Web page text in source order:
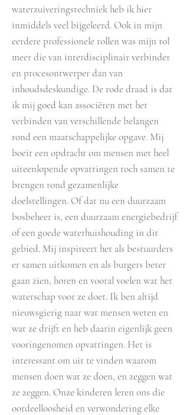
waterzuiveringstechniek heb ik hier
inmiddels veel bijgeleerd. Ook in mijn
eerdere professionele rollen was mijn rol
meer die van interdisciplinair verbinder
en procesontwerper dan van
inhoudsdeskundige. De rode draad is dat
ik mij goed kan associëren met het
verbinden van verschillende belangen
rond een maatschappelijke opgave. Mij
boeit een opdracht om mensen met heel
uiteenlopende opvattingen toch samen te
brengen rond gezamenlijke
doelstellingen. Of dat nu een duurzaam
bosbeheer is, een duurzaam energiebedrijf
of een goede waterhuishouding in dit
gebied. Mij inspireert het als bestuurders
er samen uitkomen en als burgers beter
gaan zien, horen en vooral voelen wat het
waterschap voor ze doet. Ik ben altijd
nieuwsgierig naar wat mensen weten en
wat ze drijft en heb daarin eigenlijk geen
vooringenomen opvattingen. Het is
interessant om uit te vinden waarom
mensen doen wat ze doen, en zeggen wat
ze zeggen. Onze kinderen leren ons die
oordeelloosheid en verwondering elke